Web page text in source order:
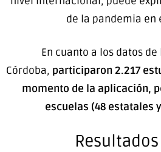
de la pandemia en
En cuanto a los datos
Córdoba, participaron 2.217
momento de la aplicación,
escuelas (48 estatales
Resultados